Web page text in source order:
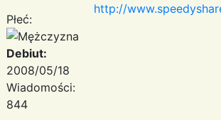
Płeć:
Debiut:
2008/05/18
Wiadomości:
844
http://